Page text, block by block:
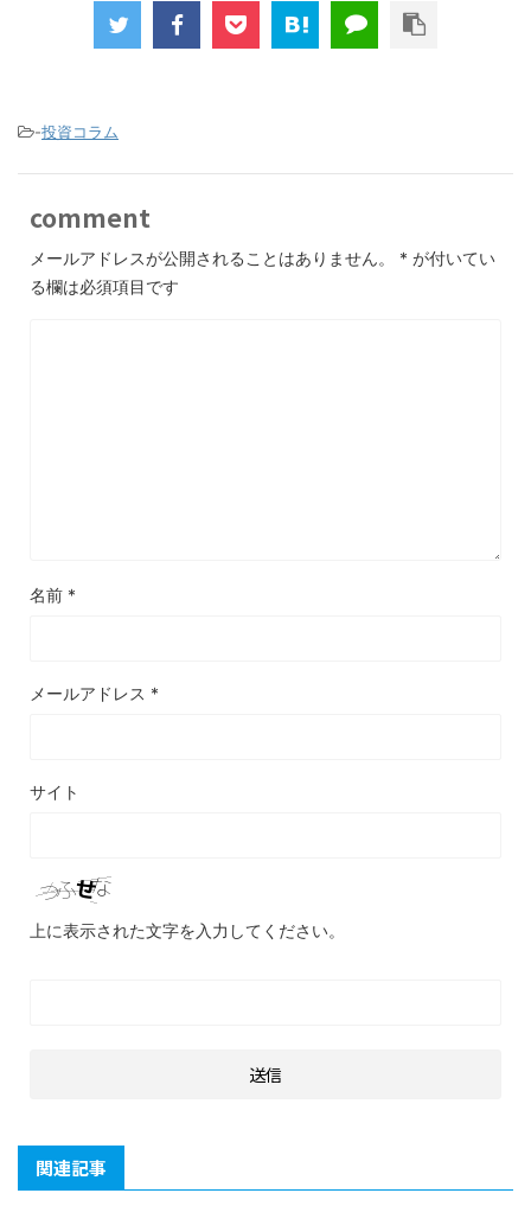
-投資コラム
comment
メールアドレスが公開されることはありません。 * が付いてい
る欄は必須項目です
名前 *
メールアドレス *
サイト
上に表示された文字を入力してください。
関連記事